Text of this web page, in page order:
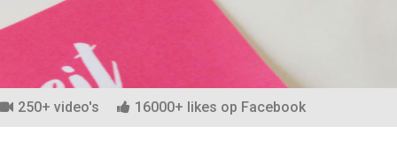
250+ video's 16000+ likes op Facebook